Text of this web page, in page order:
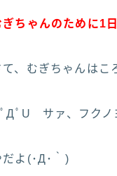
ぎちゃんのために1
て、むぎちゃんは
ДﾟU サァ、フクノ
だよ(･Д･｀)